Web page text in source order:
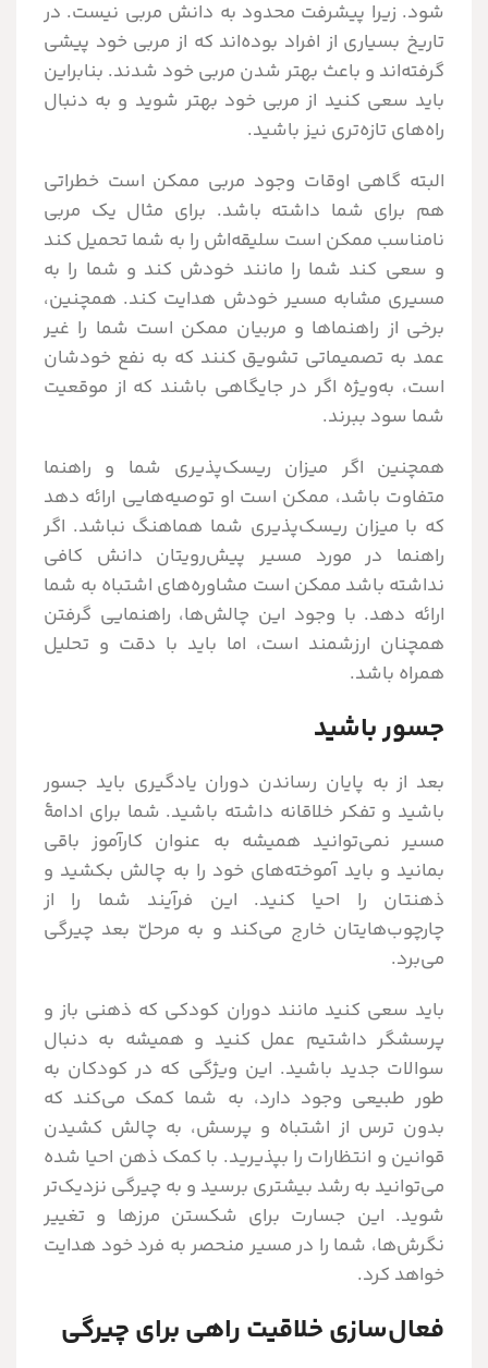
شود. زیرا پیشرفت محدود به دانش مربی نیست. در
تاریخ بسیاری از افراد بوده‌اند که از مربی خود پیشی
گرفته‌اند و باعث بهتر شدن مربی خود شدند. بنابراین
باید سعی کنید از مربی خود بهتر شوید و به دنبال
راه‌های تازه‌تری نیز باشید.
البته گاهی اوقات وجود مربی ممکن است خطراتی
هم برای شما داشته باشد. برای مثال یک مربی
نامناسب ممکن است سلیقه‌اش را به شما تحمیل کند
و سعی کند شما را مانند خودش کند و شما را به
مسیری مشابه مسیر خودش هدایت کند. همچنین،
برخی از راهنماها و مربیان ممکن است شما را غیر
عمد به تصمیماتی تشویق کنند که به نفع خودشان
است، به‌ویژه اگر در جایگاهی باشند که از موقعیت
شما سود ببرند.
همچنین اگر میزان ریسک‌پذیری شما و راهنما
متفاوت باشد، ممکن است او توصیه‌هایی ارائه دهد
که با میزان ریسک‌پذیری شما هماهنگ نباشد. اگر
راهنما در مورد مسیر پیش‌رویتان دانش کافی
نداشته باشد ممکن است مشاوره‌های اشتباه به شما
ارائه دهد. با وجود این چالش‌ها، راهنمایی گرفتن
همچنان ارزشمند است، اما باید با دقت و تحلیل
همراه باشد.
جسور باشید
بعد از به پایان رساندن دوران یادگیری باید جسور
باشید و تفکر خلاقانه داشته باشید. شما برای ادامۀ
مسیر نمی‌توانید همیشه به عنوان کارآموز باقی
بمانید و باید آموخته‌های خود را به چالش بکشید و
ذهنتان را احیا کنید. این فرآیند شما را از
چارچوب‌هایتان خارج می‌کند و به مرحلّ بعد چیرگی
می‌برد.
باید سعی کنید مانند دوران کودکی که ذهنی باز و
پرسشگر داشتیم عمل کنید و همیشه به دنبال
سوالات جدید باشید. این ویژگی که در کودکان به
طور طبیعی وجود دارد، به شما کمک می‌کند که
بدون ترس از اشتباه و پرسش، به چالش کشیدن
قوانین و انتظارات را بپذیرید. با کمک ذهن احیا شده
می‌توانید به رشد بیشتری برسید و به چیرگی نزدیک‌تر
شوید. این جسارت برای شکستن مرزها و تغییر
نگرش‌ها، شما را در مسیر منحصر به فرد خود هدایت
خواهد کرد.
فعال‌سازی خلاقیت راهی برای چیرگی